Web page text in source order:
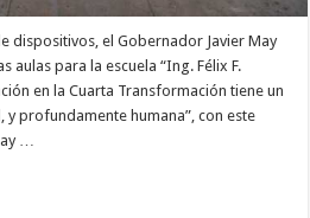
dispositivos, el Gobernador Javier May
aulas para la escuela “Ing. Félix F.
en la Cuarta Transformación tiene un
y profundamente humana”, con este
…